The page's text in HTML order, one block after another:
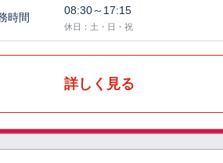
時間
08:30～17:15
休日：土・日・祝
詳しく見る